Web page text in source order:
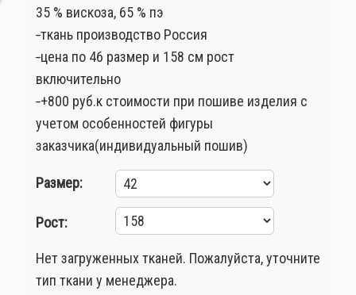
35 % вискоза, 65 % пэ
-ткань производство Россия
-цена по 46 размер и 158 см рост
включительно
-+800 руб.к стоимости при пошиве изделия с
учетом особенностей фигуры
заказчика(индивидуальный пошив)
Размер:
Рост:
Нет загруженных тканей. Пожалуйста, уточните
тип ткани у менеджера.